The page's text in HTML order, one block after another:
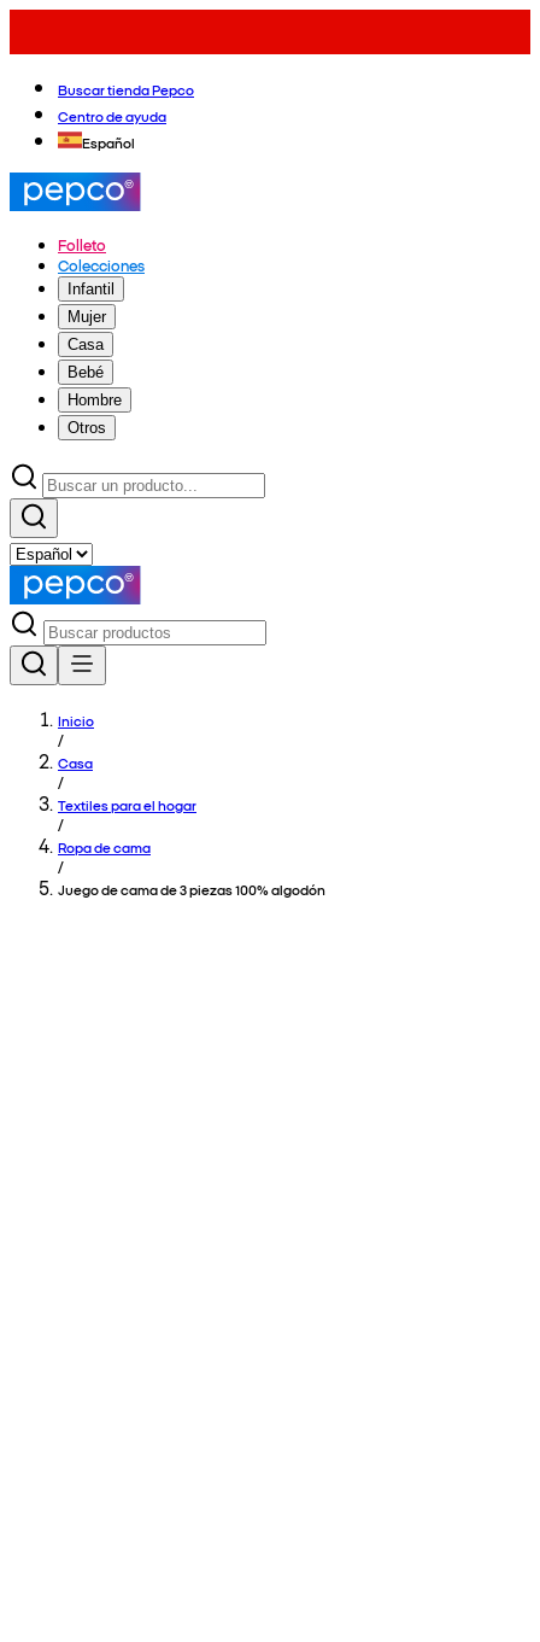
Buscar tienda Pepco
Centro de ayuda
Español
Folleto
Colecciones
Infantil
Mujer
Casa
Bebé
Hombre
Otros
Inicio
/
Casa
/
Textiles para el hogar
/
Ropa de cama
/
Juego de cama de 3 piezas 100% algodón